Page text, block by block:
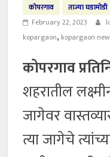
कोपरगाव ताज्या घडामोडी
February 22, 2023
kopargaon, kopargaon
कोपरगाव
शहरातील
जागेवर
त्या जागेचे